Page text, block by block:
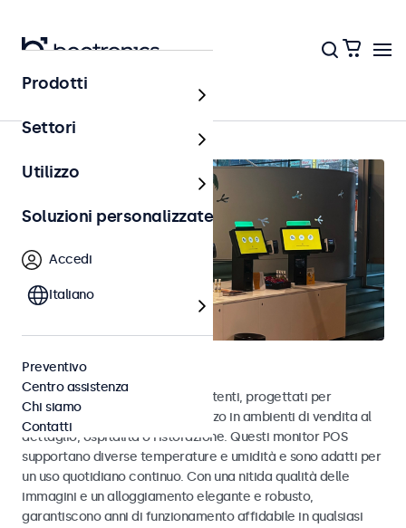
Home
Monitor POS
Scopri i nostri monitor POS resistenti, progettati per
transazioni di vendita senza sforzo in ambienti di vendita al
dettaglio, ospitalità o ristorazione. Questi monitor POS
supportano diverse temperature e umidità e sono adatti per
un uso quotidiano continuo. Con una nitida qualità delle
immagini e un alloggiamento elegante e robusto,
garantiscono anni di funzionamento affidabile in qualsiasi
Prodotti
Settori
Utilizzo
Soluzioni personalizzate
Accedi
Italiano
Preventivo
Centro assistenza
Chi siamo
Contatti